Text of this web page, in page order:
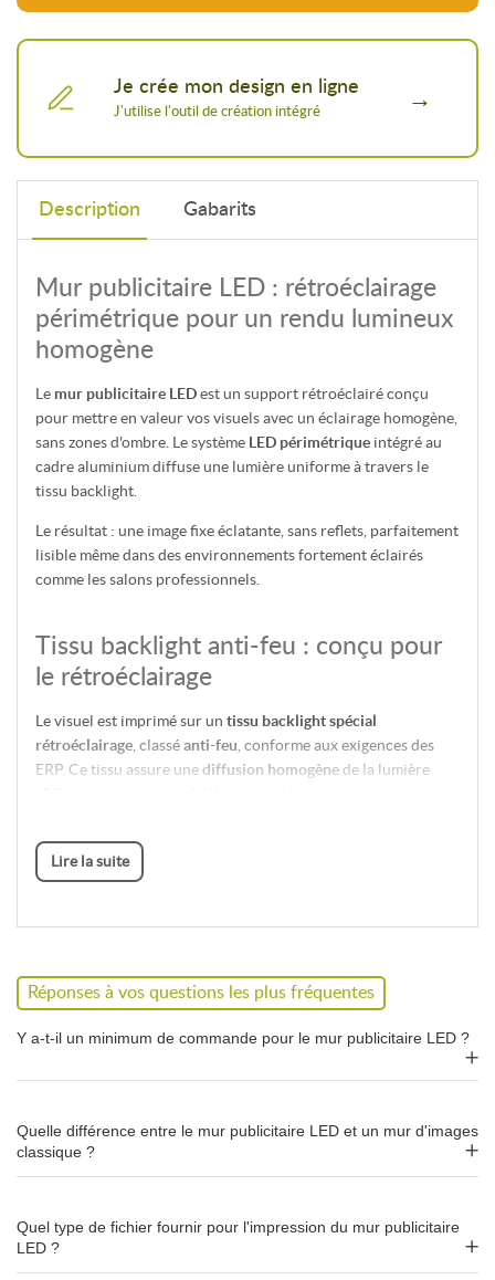
Je crée mon design en ligne
Description Gabarits
Mur publicitaire LED : rétroéclairage
périmétrique pour un rendu lumineux
homogène
Le mur publicitaire LEDest un support rétroéclairé conçu
pour mettre en valeur vos visuels avec un éclairage homogène,
sans zones d'ombre. Le système LED périmétrique intégré au
cadre aluminium diffuse une lumière uniforme à travers le
tissu backlight.
Le résultat : une image fixe éclatante, sans reflets, parfaitement
lisible même dans des environnements fortement éclairés
comme les salons professionnels.
Tissu backlight anti-feu : conçu pour
le rétroéclairage
Le visuel est imprimé sur un tissu backlight spécial
rétroéclairage , classéanti-feu , conforme aux exigences des
ERP. Ce tissu assure unediffusion homogènede la lumière
3 formats disponibles
suivantes :
300 × 200 cm
200 × 240 cm
marque
perçue. L'éclairage périmétrique renforce la lisibilité du
message et apporte de la profondeur au visuel, sans recourir à
Lire la suite
Réponses à vos questions les plus fréquentes
Y a-t-il un minimum de commande pour le mur publicitaire LED ?
Quelle différence entre le mur publicitaire LED et un mur d'images
classique ?
Quel type de fichier fournir pour l'impression du mur publicitaire
LED ?